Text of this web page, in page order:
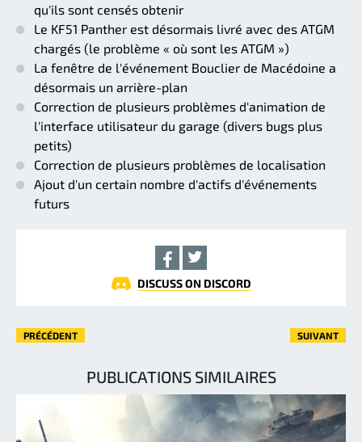
qu'ils sont censés obtenir
Le KF51 Panther est désormais livré avec des ATGM
chargés (le problème « où sont les ATGM »)
La fenêtre de l'événement Bouclier de Macédoine a
désormais un arrière-plan
Correction de plusieurs problèmes d'animation de
l'interface utilisateur du garage (divers bugs plus
petits)
Correction de plusieurs problèmes de localisation
Ajout d'un certain nombre d'actifs d'événements
futurs
DISCUSS ON DISCORD
PRÉCÉDENT SUIVANT
PUBLICATIONS SIMILAIRES